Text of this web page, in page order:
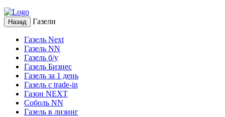
Назад Газели
Газель Next
Газель NN
Газель б/у
Газель Бизнес
Газель за 1 день
Газель с trade-in
Газон NEXT
Соболь NN
Газель в лизинг